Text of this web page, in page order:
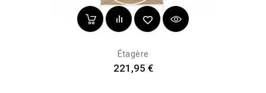
Étagère
Prix
221,95 €